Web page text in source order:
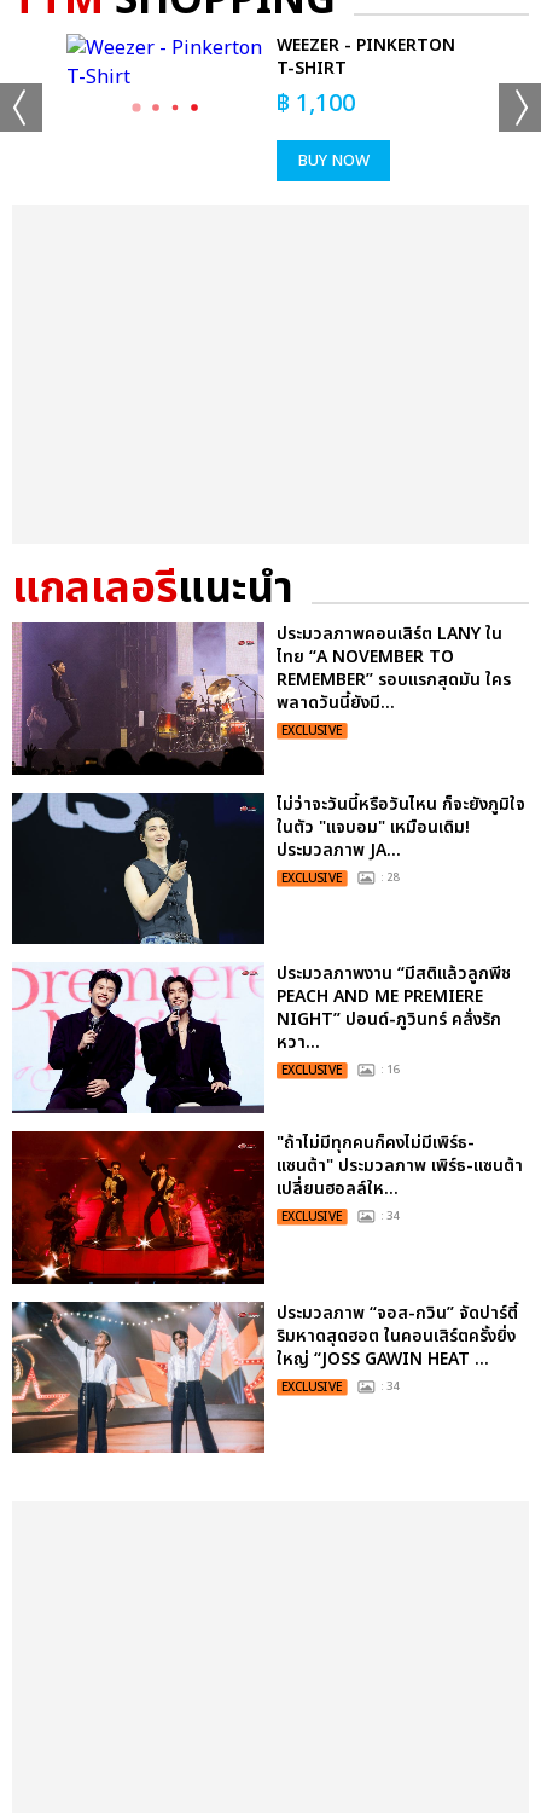
WEEZER - PINKERTON
T-SHIRT
฿ 1,100
BUY NOW
แกลเลอรีแนะนำ
ประมวลภาพคอนเสิร์ต LANY ใน
ไทย “A NOVEMBER TO
REMEMBER” รอบแรกสุดมัน ใคร
พลาดวันนี้ยังมี...
EXCLUSIVE
ไม่ว่าจะวันนี้หรือวันไหน ก็จะยังภูมิใจ
ในตัว "แจบอม" เหมือนเดิม!
ประมวลภาพ JA...
EXCLUSIVE : 28
ประมวลภาพงาน “มีสติแล้วลูกพีช
PEACH AND ME PREMIERE
NIGHT” ปอนด์-ภูวินทร์ คลั่งรัก
หวา...
EXCLUSIVE : 16
"ถ้าไม่มีทุกคนก็คงไม่มีเพิร์ธ-
แซนต้า" ประมวลภาพ เพิร์ธ-แซนต้า
เปลี่ยนฮอลล์ให...
EXCLUSIVE : 34
ประมวลภาพ “จอส-กวิน” จัดปาร์ตี้
ริมหาดสุดฮอต ในคอนเสิร์ตครั้งยิ่ง
ใหญ่ “JOSS GAWIN HEAT ...
EXCLUSIVE : 34